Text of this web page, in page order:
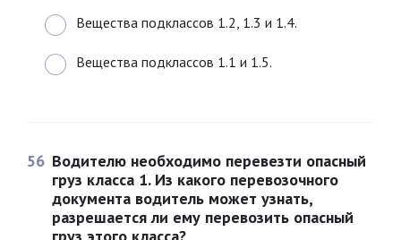
Вещества подклассов 1.2, 1.3 и 1.4.
Вещества подклассов 1.1 и 1.5.
56 Водителю необходимо перевезти опасный
груз класса 1. Из какого перевозочного
документа водитель может узнать,
разрешается ли ему перевозить опасный